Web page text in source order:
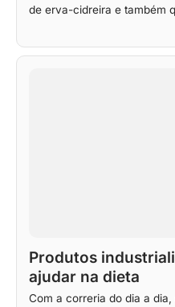
de erva-cidreira e também
Produtos
ajudar na dieta
Com a correria do dia a